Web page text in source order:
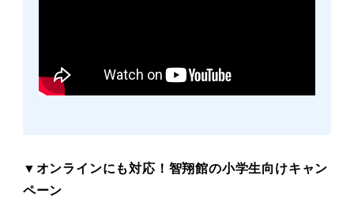
▼オンラインにも対応！智翔館の小学生向けキャン
ペーン